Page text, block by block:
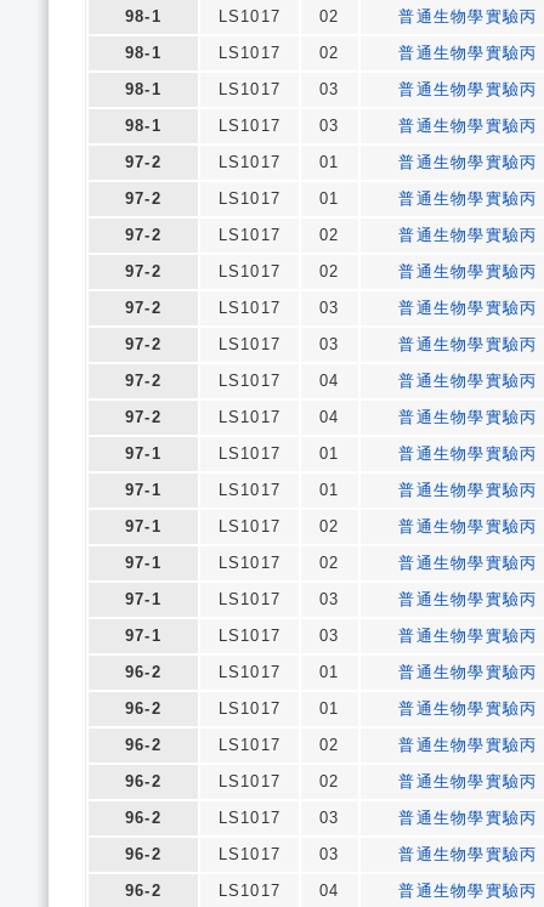
98-1
LS1017 02
普通生物學實驗丙
98-1
LS1017 02
普通生物學實驗丙
98-1
LS1017 03
普通生物學實驗丙
98-1
LS1017 03
普通生物學實驗丙
97-2
LS1017 01
普通生物學實驗丙
97-2
LS1017 01
普通生物學實驗丙
97-2
LS1017 02
普通生物學實驗丙
97-2
LS1017 02
普通生物學實驗丙
97-2
LS1017 03
普通生物學實驗丙
97-2
LS1017 03
普通生物學實驗丙
97-2
LS1017 04
普通生物學實驗丙
97-2
LS1017 04
普通生物學實驗丙
97-1
LS1017 01
普通生物學實驗丙
97-1
LS1017 01
普通生物學實驗丙
97-1
LS1017 02
普通生物學實驗丙
97-1
LS1017 02
普通生物學實驗丙
97-1
LS1017 03
普通生物學實驗丙
97-1
LS1017 03
普通生物學實驗丙
96-2
LS1017 01
普通生物學實驗丙
96-2
LS1017 01
普通生物學實驗丙
96-2
LS1017 02
普通生物學實驗丙
96-2
LS1017 02
普通生物學實驗丙
96-2
LS1017 03
普通生物學實驗丙
96-2
LS1017 03
普通生物學實驗丙
96-2
LS1017 04
普通生物學實驗丙